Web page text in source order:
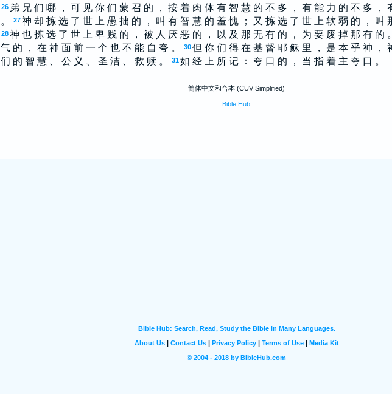
26 弟 兄 们 哪 ， 可 见 你 们 蒙 召 的 ， 按 着 肉 体 有 智 慧 的 不 多 ， 有 能 力 的 不 多 ，
。
27 神 却 拣 选 了 世 上 愚 拙 的 ， 叫 有 智 慧 的 羞 愧 ； 又 拣 选 了 世 上 软 弱 的 ， 叫
28 神 也 拣 选 了 世 上 卑 贱 的 ， 被 人 厌 恶 的 ， 以 及 那 无 有 的 ， 为 要 废 掉 那 有 的 。
气 的 ， 在 神 面 前 一 个 也 不 能 自 夸 。
30 但 你 们 得 在 基 督 耶 稣 里 ， 是 本 乎 神 ，
们 的 智 慧 、 公 义 、 圣 洁 、 救 赎 。
31 如 经 上 所 记 ： 夸 口 的 ， 当 指 着 主 夸 口 。
简体中文和合本 (CUV Simplified)
Bible Hub